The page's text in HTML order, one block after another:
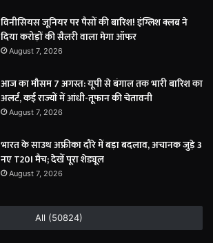
विनीसियस जूनियर पर पैसों की बारिश! इंग्लिश क्लब ने
दिया करोड़ों की सैलरी वाला मेगा ऑफर
August 7, 2026
आज का मौसम 7 अगस्त: यूपी से बंगाल तक भारी बारिश का
अलर्ट, कई राज्यों में आंधी-तूफान की चेतावनी
August 7, 2026
भारत के साउथ अफ्रीका दौरे में बड़ा बदलाव, अचानक जुड़े 3
नए T20I मैच; देखें पूरा शेड्यूल
August 7, 2026
All (50824)